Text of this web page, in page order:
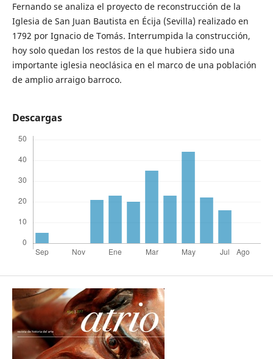
Fernando se analiza el proyecto de reconstrucción de la
Iglesia de San Juan Bautista en Écija (Sevilla) realizado en
1792 por Ignacio de Tomás. Interrumpida la construcción,
hoy solo quedan los restos de la que hubiera sido una
importante iglesia neoclásica en el marco de una población
de amplio arraigo barroco.
Descargas